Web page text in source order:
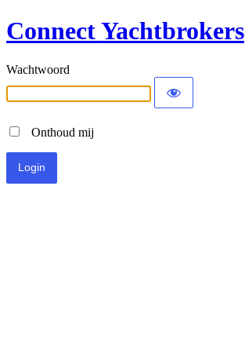
Connect Yachtbrokers
Wachtwoord
Onthoud mij